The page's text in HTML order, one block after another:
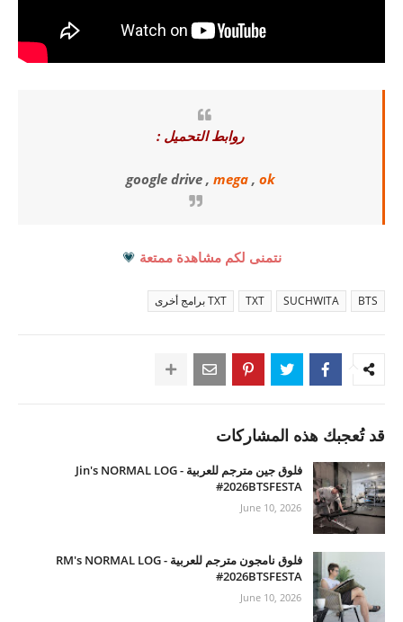
روابط التحميل :
google drive , mega, ok
نتمنى لكم مشاهدة ممتعة 💗
BTS
SUCHWITA
TXT TXT برامج أخرى
قد تُعجبك هذه المشاركات
فلوق جين مترجم للعربية - Jin's NORMAL LOG
#2026BTSFESTA
June 10, 2026
فلوق نامجون مترجم للعربية - RM's NORMAL LOG
#2026BTSFESTA
June 10, 2026